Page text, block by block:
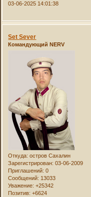
03-06-2025 14:01:38
Set Sever
Командующий NERV
Откуда: остров Сахалин
Зарегистрирован: 03-06-2009
Приглашений: 0
Сообщений: 13033
Уважение: +25342
Позитив: +6624